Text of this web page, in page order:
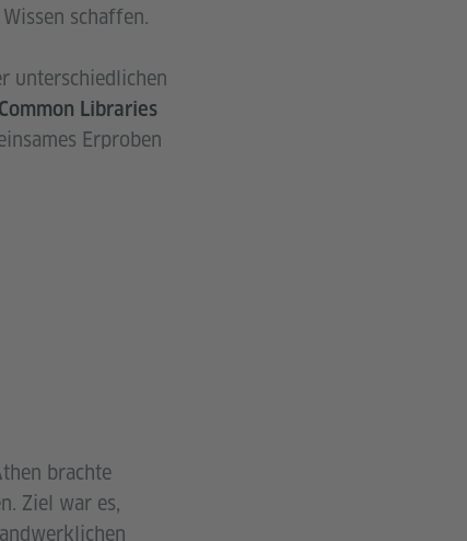
schaffen.
unterschiedlichen
Libraries
Erproben
brachte
Ziel war es,